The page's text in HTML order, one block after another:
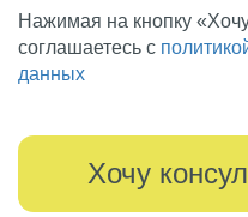
Нажимая на кнопку
соглашаетесь с
данных